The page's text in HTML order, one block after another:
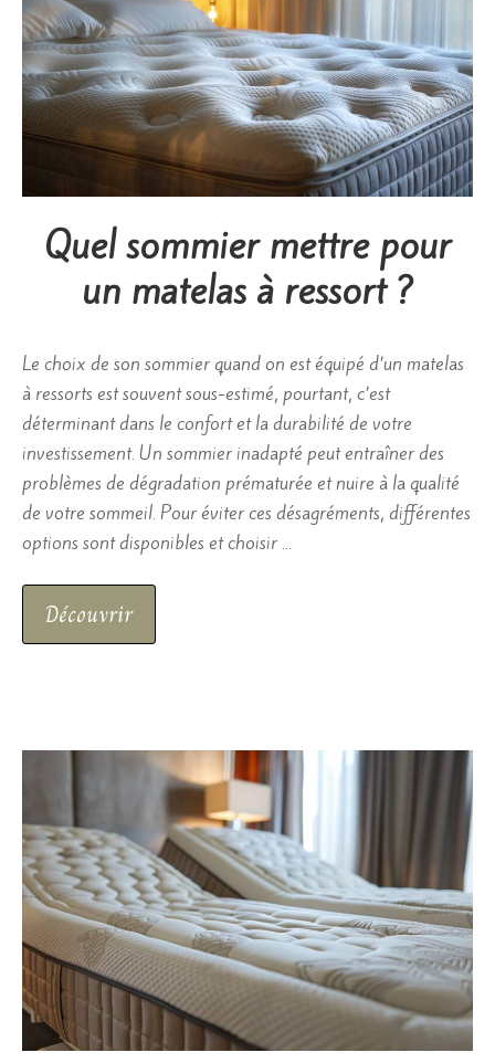
Quel sommier mettre pour
un matelas à ressort ?
Le choix de son sommier quand on est équipé d’un matelas
à ressorts est souvent sous-estimé, pourtant, c’est
déterminant dans le confort et la durabilité de votre
investissement. Un sommier inadapté peut entraîner des
problèmes de dégradation prématurée et nuire à la qualité
de votre sommeil. Pour éviter ces désagréments, différentes
options sont disponibles et choisir …
Découvrir